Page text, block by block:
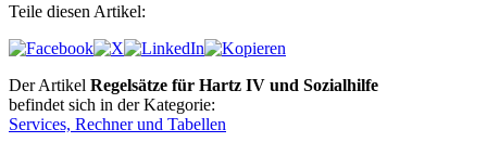
Teile diesen Artikel:
Der Artikel Regelsätze für Hartz IV und Sozialhilfe
befindet sich in der Kategorie:
Services, Rechner und Tabellen